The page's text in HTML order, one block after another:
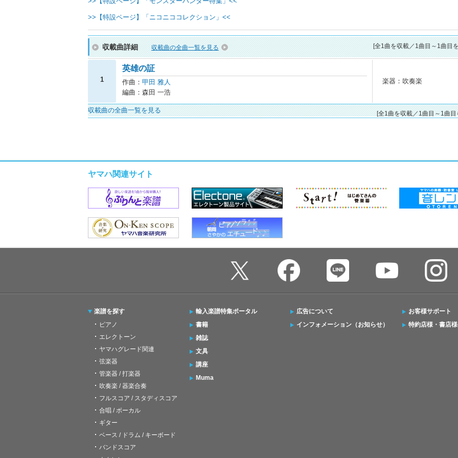
>>【特設ページ】「ニコニココレクション」<<
収載曲詳細 収載曲の全曲一覧を見る [全1曲を収載／1曲目～1曲目
1
英雄の証
作曲： 甲田 雅人
編曲：森田 一浩
楽器：吹奏楽
収載曲の全曲一覧を見る [全1曲を収載／1曲目～1曲目
ヤマハ関連サイト
楽譜を探す
ピアノ
エレクトーン
ヤマハグレード関連
弦楽器
管楽器 / 打楽器
吹奏楽 / 器楽合奏
フルスコア / スタディスコア
合唱 / ボーカル
ギター
ベース / ドラム / キーボード
バンドスコア
輸入楽譜特集ポータル
書籍
雑誌
文具
講座
Muma
広告について
インフォメーション（お知らせ）
お客様サポート
特約店様・書店